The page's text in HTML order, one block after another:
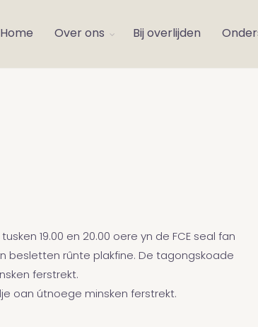
Home Over ons Bij overlijden
19.00 en 20.00 oere yn de FCE seal fan
besletten rûnte plakfine. De tagongskoade
ferstrekt.
oan útnoege minsken ferstrekt.